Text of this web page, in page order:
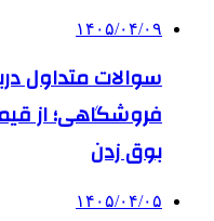
۱۴۰۵/۰۴/۰۹
سوالات متداول
فروشگاهی؛ از
بوق زدن
۱۴۰۵/۰۴/۰۵